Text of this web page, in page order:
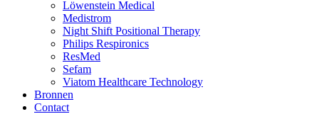
Löwenstein Medical
Medistrom
Night Shift Positional Therapy
Philips Respironics
ResMed
Sefam
Viatom Healthcare Technology
Bronnen
Contact